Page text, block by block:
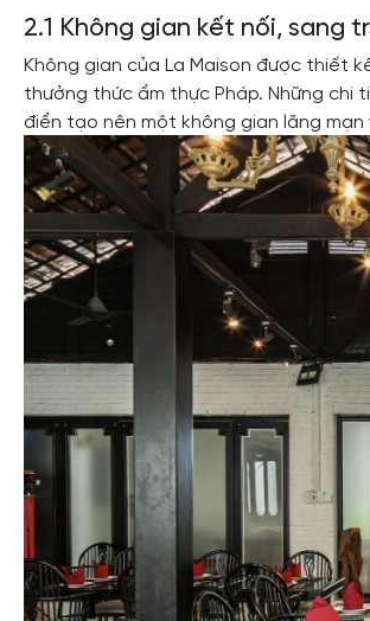
2.1 Không gian kết nối, sang
Không gian của La Maison được thiết
thưởng thức ẩm thực Pháp. Những chi
điển tạo nên một không gian lãng